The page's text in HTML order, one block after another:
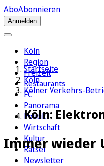
AboAbonnieren
Anmelden
Köln
Region
Freizeit
Restaurants
FC
Panorama
Politik
Wirtschaft
Kultur
Rätsel
Newsletter
Startseite
Köln
Kölner Verkehrs-
Köln:
Immer wieder